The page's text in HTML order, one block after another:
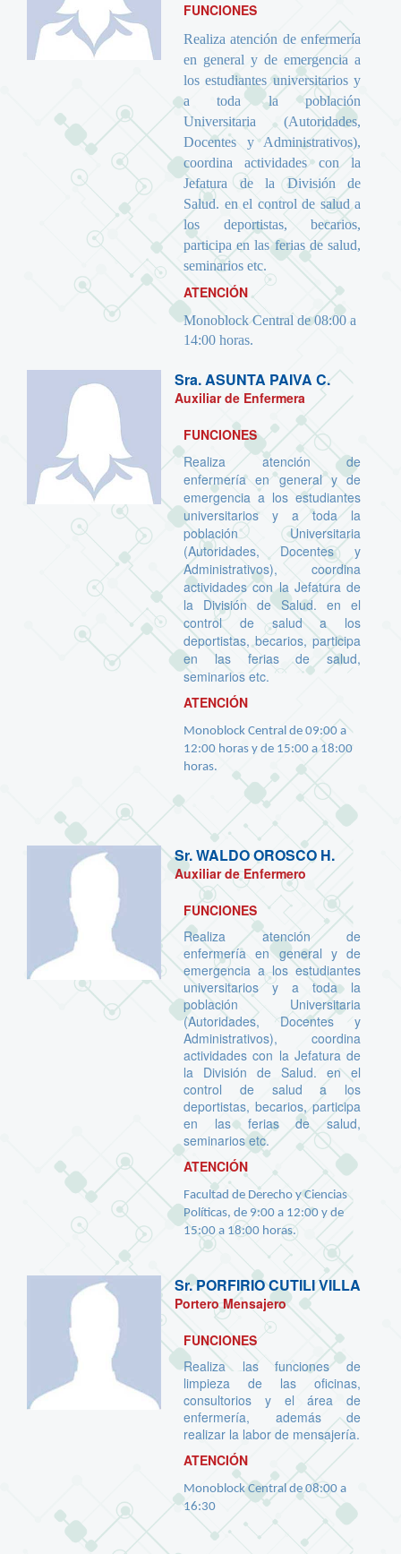
FUNCIONES
Realiza atención de enfermería
en general y de emergencia a
los estudiantes universitarios y
a toda la población
Universitaria (Autoridades,
Docentes y Administrativos),
coordina actividades con la
Jefatura de la División de
Salud. en el control de salud a
los deportistas, becarios,
participa en las ferias de salud,
seminarios etc.
ATENCIÓN
Monoblock Central de 08:00 a
14:00 horas.
Sra.ASUNTA PAIVA C.
Auxiliar de Enfermera
FUNCIONES
Realiza atención de
enfermería en general y de
emergencia a los estudiantes
universitarios y a toda la
población Universitaria
(Autoridades, Docentes y
Administrativos), coordina
actividades con la Jefatura de
la División de Salud. en el
control de salud a los
deportistas, becarios, participa
en las ferias de salud,
seminarios etc.
ATENCIÓN
Monoblock Central de 09:00 a
12:00 horas y de 15:00 a 18:00
horas.
Sr.WALDO OROSCO H.
Auxiliar de Enfermero
FUNCIONES
Realiza atención de
enfermería en general y de
emergencia a los estudiantes
universitarios y a toda la
población Universitaria
(Autoridades, Docentes y
Administrativos), coordina
actividades con la Jefatura de
la División de Salud. en el
control de salud a los
deportistas, becarios, participa
en las ferias de salud,
seminarios etc.
ATENCIÓN
Facultad de Derecho y Ciencias
Políticas, de 9:00 a 12:00 y de
15:00 a 18:00 horas.
Sr.PORFIRIO CUTILI VILLA
Portero Mensajero
FUNCIONES
Realiza las funciones de
limpieza de las oficinas,
consultorios y el área de
enfermería, además de
realizar la labor de mensajería.
ATENCIÓN
Monoblock Central de 08:00 a
16:30